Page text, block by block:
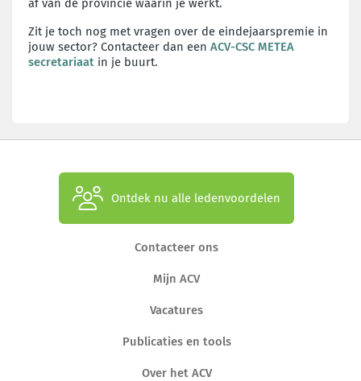
af van de provincie waarin je werkt.
Zit je toch nog met vragen over de eindejaarspremie in
jouw sector? Contacteer dan een ACV-CSC METEA
secretariaat in je buurt.
Ontdek nu alle ledenvoordelen
Contacteer ons
Mijn ACV
Vacatures
Publicaties en tools
Over het ACV